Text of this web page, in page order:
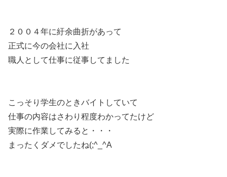
２００４年に紆余曲折があって
正式に今の会社に入社
職人として仕事に従事してました
こっそり学生のときバイトしていて
仕事の内容はさわり程度わかってたけど
実際に作業してみると・・・
まったくダメでしたね(;^_^A